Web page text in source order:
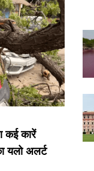
कई कारें
यलो अलर्ट